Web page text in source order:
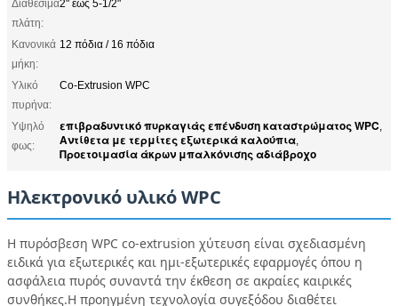
Διαθέσιμα
πλάτη:
2" έως 5-1/2"
Κανονικά
μήκη:
12 πόδια / 16 πόδια
Υλικό
πυρήνα:
Co-Extrusion WPC
Υψηλό
φως:
επιβραδυντικό πυρκαγιάς επένδυση καταστρώματος WPC,
Αντίθετα με τερμίτες εξωτερικά καλούπια,
Προετοιμασία άκρων μπαλκόνισης αδιάβροχο
Ηλεκτρονικό υλικό WPC
Η πυρόσβεση WPC co-extrusion χύτευση είναι σχεδιασμένη
ειδικά για εξωτερικές και ημι-εξωτερικές εφαρμογές όπου η
ασφάλεια πυρός συναντά την έκθεση σε ακραίες καιρικές
συνθήκες.Η προηγμένη τεχνολογία συγεξόδου διαθέτει